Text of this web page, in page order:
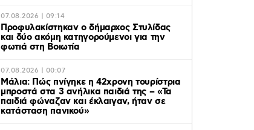
07.08.2026 | 09:14
Προφυλακίστηκαν ο δήμαρχος Στυλίδας
και δύο ακόμη κατηγορούμενοι για την
φωτιά στη Βοιωτία
07.08.2026 | 00:07
Μάλια: Πώς πνίγηκε η 42χρονη τουρίστρια
μπροστά στα 3 ανήλικα παιδιά της – «Τα
παιδιά φώναζαν και έκλαιγαν, ήταν σε
κατάσταση πανικού»